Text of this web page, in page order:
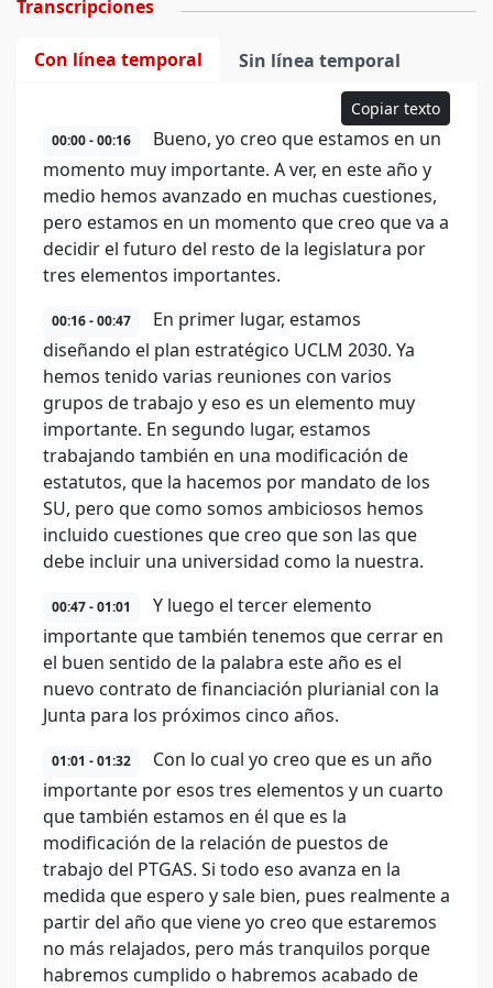
Transcripciones
Con línea temporal Sin línea temporal
Copiar texto
00:00 - 00:16
Bueno, yo creo que estamos en un
momento muy importante. A ver, en este año y
medio hemos avanzado en muchas cuestiones,
pero estamos en un momento que creo que va a
decidir el futuro del resto de la legislatura por
tres elementos importantes.
00:16 - 00:47
En primer lugar, estamos
diseñando el plan estratégico UCLM 2030. Ya
hemos tenido varias reuniones con varios
grupos de trabajo y eso es un elemento muy
importante. En segundo lugar, estamos
trabajando también en una modificación de
estatutos, que la hacemos por mandato de los
SU, pero que como somos ambiciosos hemos
incluido cuestiones que creo que son las que
debe incluir una universidad como la nuestra.
00:47 - 01:01
Y luego el tercer elemento
importante que también tenemos que cerrar en
el buen sentido de la palabra este año es el
nuevo contrato de financiación plurianial con la
Junta para los próximos cinco años.
01:01 - 01:32
Con lo cual yo creo que es un año
importante por esos tres elementos y un cuarto
que también estamos en él que es la
modificación de la relación de puestos de
trabajo del PTGAS. Si todo eso avanza en la
medida que espero y sale bien, pues realmente a
partir del año que viene yo creo que estaremos
no más relajados, pero más tranquilos porque
habremos cumplido o habremos acabado de